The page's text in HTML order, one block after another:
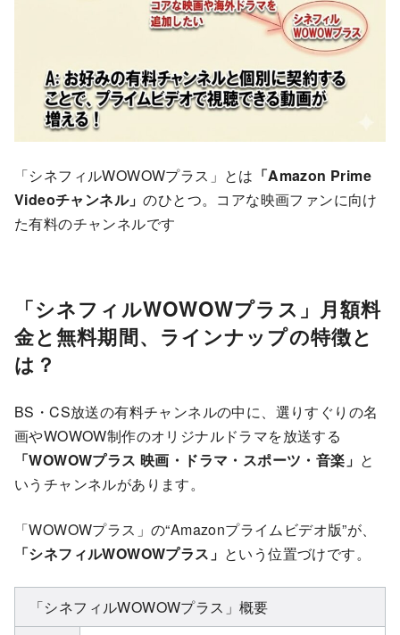
「シネフィルWOWOWプラス」とは 「Amazon Prime
Videoチャンネル」のひとつ。コアな映画ファンに向け
た有料のチャンネルです
「シネフィルWOWOWプラス」月額料
金と無料期間、ラインナップの特徴と
は？
BS・CS放送の有料チャンネルの中に、選りすぐりの名
画やWOWOW制作のオリジナルドラマを放送する
「WOWOWプラス 映画・ドラマ・スポーツ・音楽」 と
いうチャンネルがあります。
「WOWOWプラス」の“Amazonプライムビデオ版”が、
「シネフィルWOWOWプラス」 という位置づけです。
「シネフィルWOWOWプラス」概要